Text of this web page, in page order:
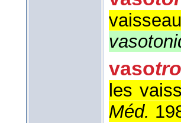
vaso
les
Méd.